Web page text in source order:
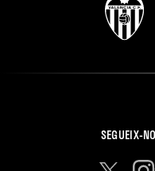
SEGUEIX-